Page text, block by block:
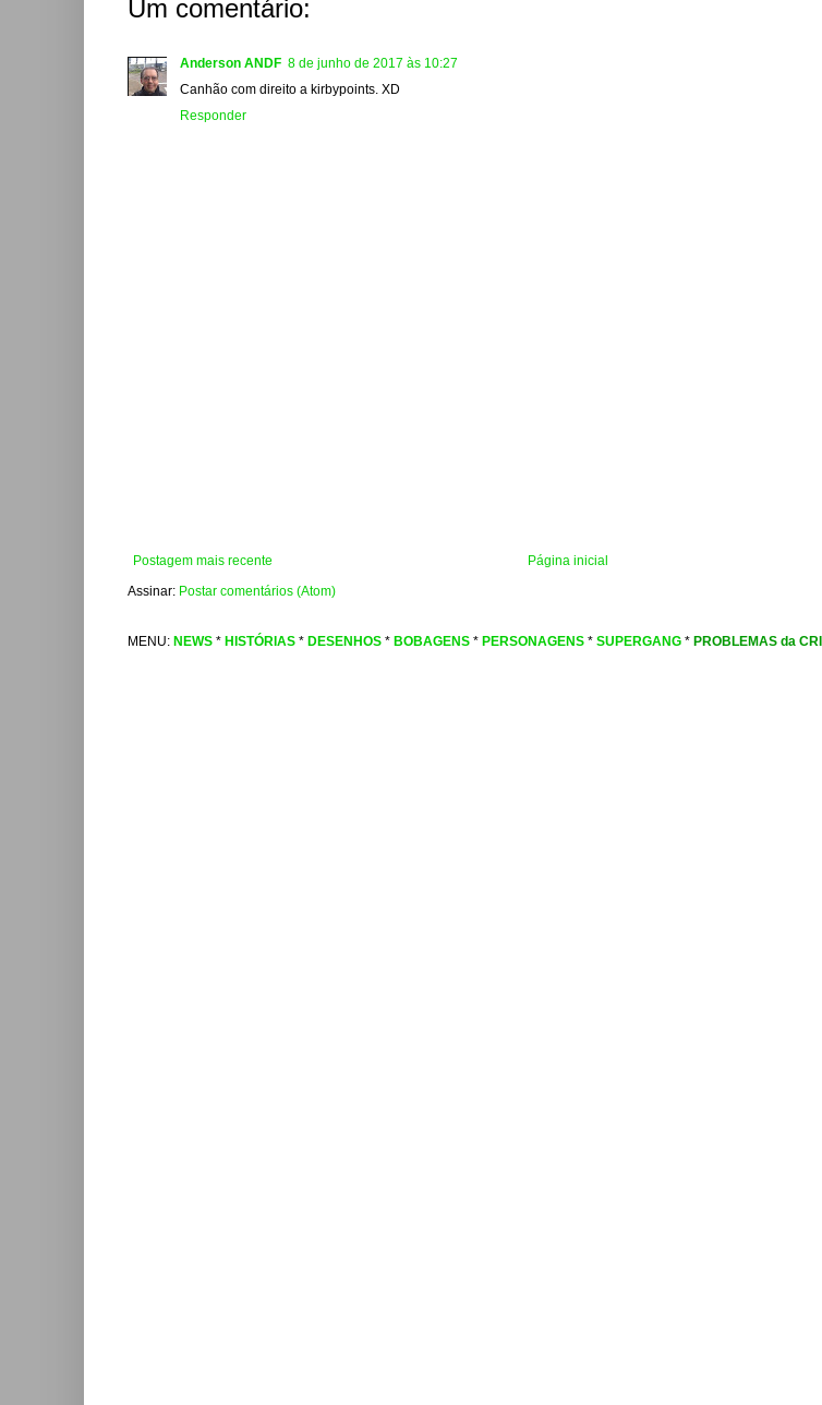
Um comentário:
Anderson ANDF 8 de junho de 2017 às 10:27
Canhão com direito a kirbypoints. XD
Responder
Postagem mais recente
Página inicial
Assinar: Postar comentários (Atom)
MENU: NEWS * HISTÓRIAS * DESENHOS * BOBAGENS * PERSONAGENS * SUPERGANG * PROBLEMAS da